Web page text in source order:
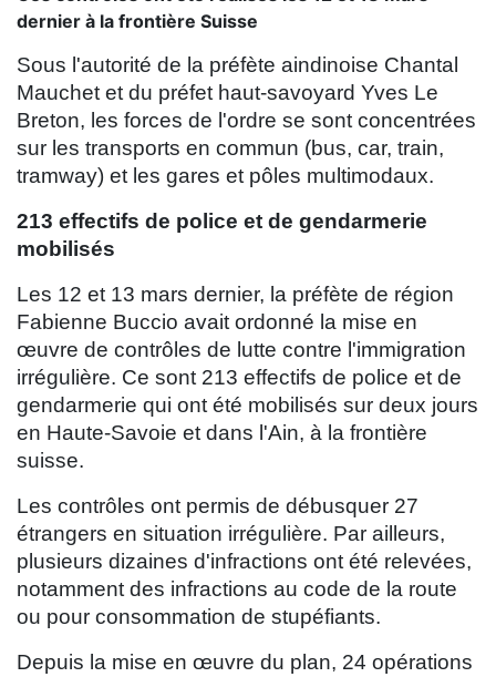
dernier à la frontière Suisse
Sous l'autorité de la préfète aindinoise Chantal
Mauchet et du préfet haut-savoyard Yves Le
Breton, les forces de l'ordre se sont concentrées
sur les transports en commun (bus, car, train,
tramway) et les gares et pôles multimodaux.
213 effectifs de police et de gendarmerie
mobilisés
Les 12 et 13 mars dernier, la préfète de région
Fabienne Buccio avait ordonné la mise en
œuvre de contrôles de lutte contre l'immigration
irrégulière. Ce sont 213 effectifs de police et de
gendarmerie qui ont été mobilisés sur deux jours
en Haute-Savoie et dans l'Ain, à la frontière
suisse.
Les contrôles ont permis de débusquer 27
étrangers en situation irrégulière. Par ailleurs,
plusieurs dizaines d'infractions ont été relevées,
notamment des infractions au code de la route
ou pour consommation de stupéfiants.
Depuis la mise en œuvre du plan, 24 opérations